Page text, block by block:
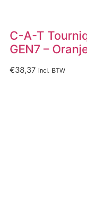
C-A-T
GEN7 –
€38,37 incl. BTW